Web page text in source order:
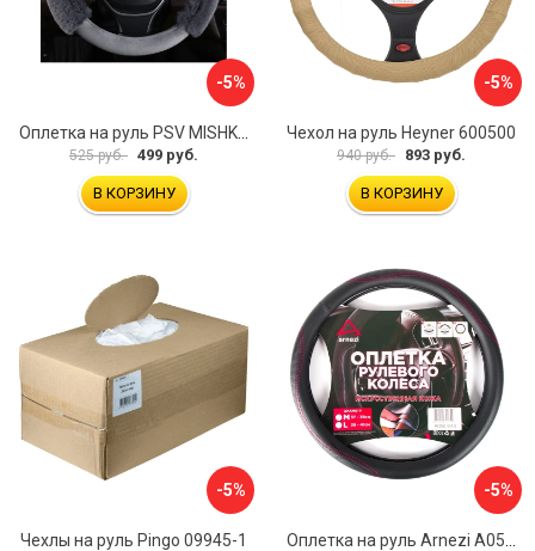
-5%
525 руб. 499 руб.
В КОРЗИНУ
-5%
Чехол на руль Heyner 600500
940 руб. 893 руб.
В КОРЗИНУ
-5%
Чехлы на руль Pingo 09945-1
-5%